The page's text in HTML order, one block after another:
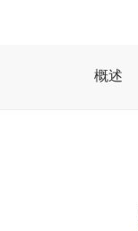
概述